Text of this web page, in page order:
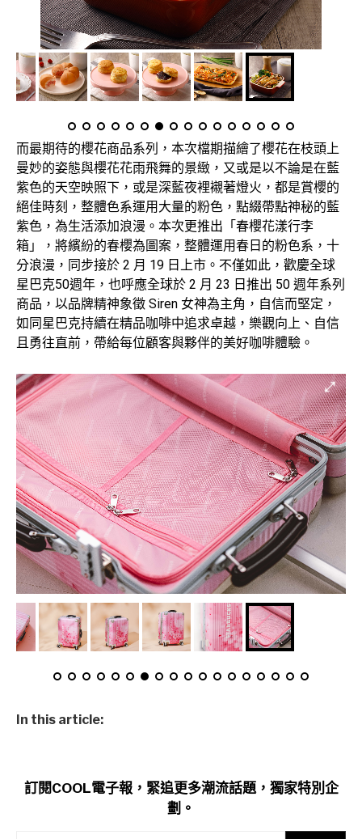
而最期待的櫻花商品系列，本次檔期描繪了櫻花在枝頭上
曼妙的姿態與櫻花花雨飛舞的景緻，又或是以不論是在藍
紫色的天空映照下，或是深藍夜裡襯著燈火，都是賞櫻的
絕佳時刻，整體色系運用大量的粉色，點綴帶點神秘的藍
紫色，為生活添加浪漫。本次更推出「春櫻花漾行李
箱」，將繽紛的春櫻為圖案，整體運用春日的粉色系，十
分浪漫，同步接於 2 月 19 日上市。不僅如此，歡慶全球
星巴克50週年，也呼應全球於 2 月 23 日推出 50 週年系列
商品，以品牌精神象徵 Siren 女神為主角，自信而堅定，
如同星巴克持續在精品咖啡中追求卓越，樂觀向上、自信
且勇往直前，帶給每位顧客與夥伴的美好咖啡體驗。
In this article:
訂閱COOL電子報，緊追更多潮流話題，獨家特別企
劃。